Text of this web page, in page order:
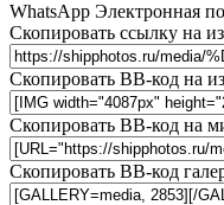
WhatsApp Электронная
Скопировать ссылку на
Скопировать BB-код на
Скопировать BB-код на
Скопировать BB-код